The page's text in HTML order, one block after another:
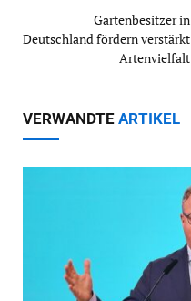
Gartenbesitzer in
Deutschland fördern verstärkt
Artenvielfalt
VERWANDTE ARTIKEL